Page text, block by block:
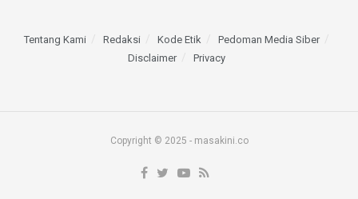
Tentang Kami Redaksi Kode Etik
Pedoman Media Siber
Disclaimer
Privacy
Copyright © 2025 - masakini.co